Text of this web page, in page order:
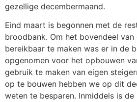
gezellige decembermaand.
Eind maart is begonnen met de
broodbank. Om het bovendeel
bereikbaar te maken was er in de
opgenomen voor het opbouwen
gebruik te maken van eigen
op te bouwen hebben we op dit
weten te besparen. Inmiddels is